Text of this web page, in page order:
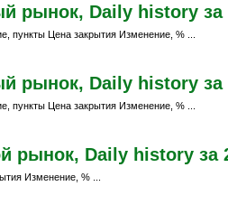
рынок, Daily history за
пункты Цена закрытия Изменение, % ...
рынок, Daily history за
пункты Цена закрытия Изменение, % ...
рынок, Daily history за
Изменение, % ...